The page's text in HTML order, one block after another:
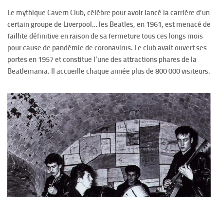
Le mythique Cavern Club, célèbre pour avoir lancé la carrière d’un
certain groupe de Liverpool… les Beatles, en 1961, est menacé de
faillite définitive en raison de sa fermeture tous ces longs mois
pour cause de pandémie de coronavirus. Le club avait ouvert ses
portes en 1957 et constitue l’une des attractions phares de la
Beatlemania. Il accueille chaque année plus de 800 000 visiteurs.